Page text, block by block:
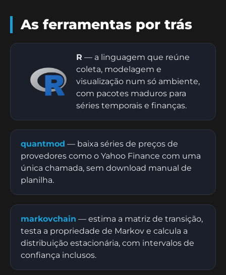
As ferramentas por trás
R — a linguagem que reúne
coleta, modelagem e
visualização num só ambiente,
com pacotes maduros para
séries temporais e finanças.
quantmod — baixa séries de preços de
provedores como o Yahoo Finance com uma
única chamada, sem download manual de
planilha.
markovchain — estima a matriz de transição,
testa a propriedade de Markov e calcula a
distribuição estacionária, com intervalos de
confiança inclusos.